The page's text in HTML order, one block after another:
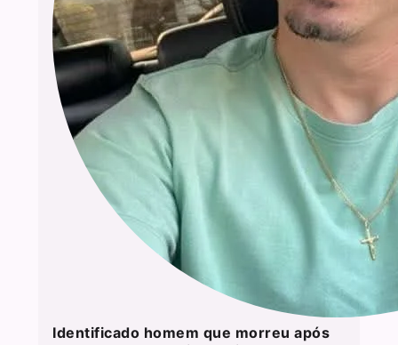
Identificado homem que morreu após